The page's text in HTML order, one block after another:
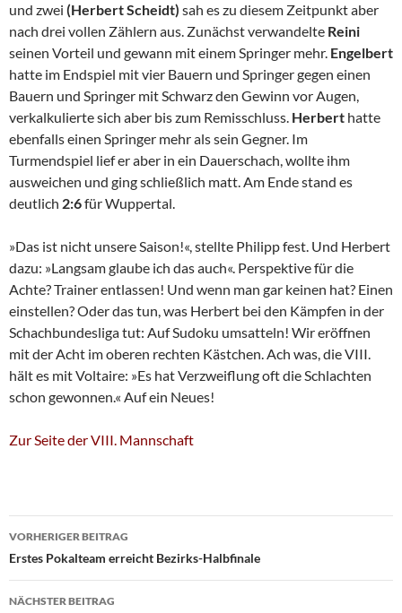
und zwei (Herbert Scheidt) sah es zu diesem Zeitpunkt aber
nach drei vollen Zählern aus. Zunächst verwandelte Reini
seinen Vorteil und gewann mit einem Springer mehr. Engelbert
hatte im Endspiel mit vier Bauern und Springer gegen einen
Bauern und Springer mit Schwarz den Gewinn vor Augen,
verkalkulierte sich aber bis zum Remisschluss. Herbert hatte
ebenfalls einen Springer mehr als sein Gegner. Im
Turmendspiel lief er aber in ein Dauerschach, wollte ihm
ausweichen und ging schließlich matt. Am Ende stand es
deutlich 2:6für Wuppertal.
»Das ist nicht unsere Saison!«, stellte Philipp fest. Und Herbert
dazu: »Langsam glaube ich das auch«. Perspektive für die
Achte? Trainer entlassen! Und wenn man gar keinen hat? Einen
einstellen? Oder das tun, was Herbert bei den Kämpfen in der
Schachbundesliga tut: Auf Sudoku umsatteln! Wir eröffnen
mit der Acht im oberen rechten Kästchen. Ach was, die VIII.
hält es mit Voltaire: »Es hat Verzweiflung oft die Schlachten
schon gewonnen.« Auf ein Neues!
Zur Seite der VIII. Mannschaft
Beitragsnavigation
VORHERIGER BEITRAG
Erstes Pokalteam erreicht Bezirks-Halbfinale
NÄCHSTER BEITRAG